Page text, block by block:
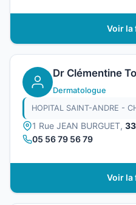
Voir la
Dr Clémentine
Dermatologue
HOPITAL SAINT-ANDRE -
1 Rue JEAN BURGUET,
05 56 79 56 79
Voir la